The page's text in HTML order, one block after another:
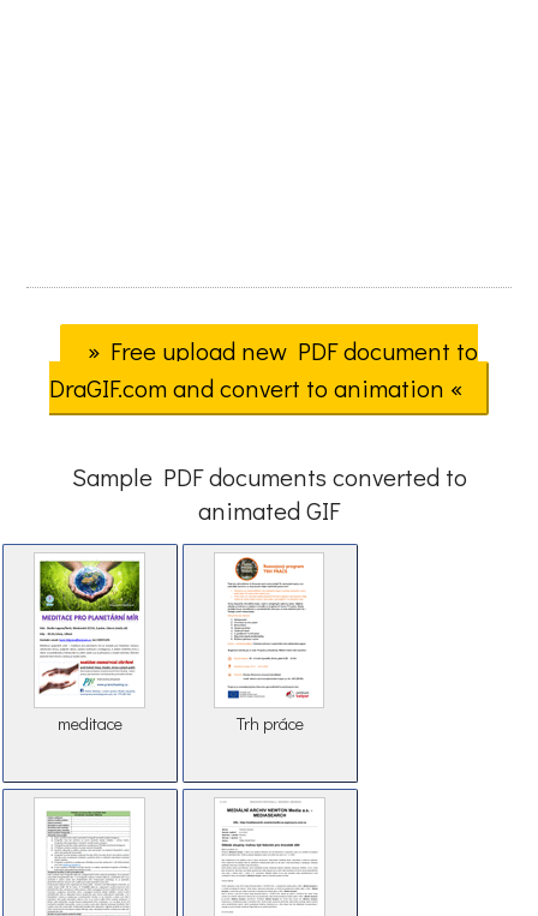
» Free upload new PDF document to
DraGIF.com and convert to animation «
Sample PDF documents converted to
animated GIF
meditace Trh práce